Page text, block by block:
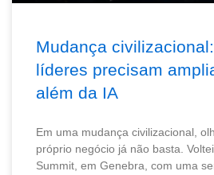
Mudança
líderes precisam
além da IA
Em uma mudança civilizacional,
próprio negócio já não basta.
Summit, em Genebra, com uma